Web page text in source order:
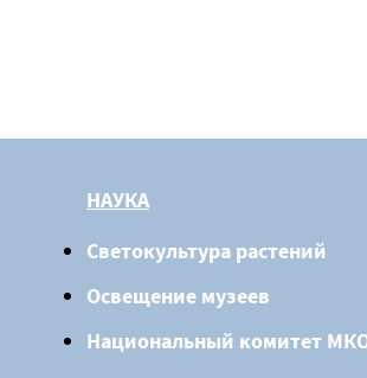
НАУКА
Светокультура растений
Освещение музеев
Национальный комитет